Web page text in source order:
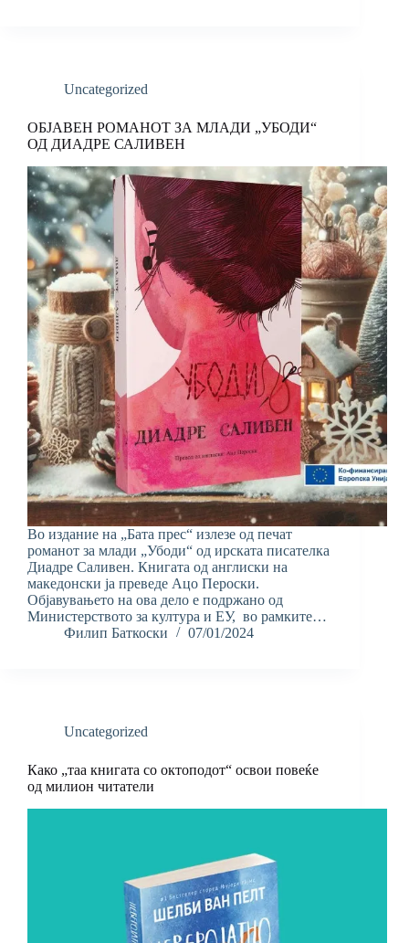
Uncategorized
ОБЈАВЕН РОМАНОТ ЗА МЛАДИ „УБОДИ“
ОД ДИАДРЕ САЛИВЕН
Во издание на „Бата прес“ излезе од печат
романот за млади „Убоди“ од ирската писателка
Диадре Саливен. Книгата од англиски на
македонски ја преведе Ацо Пероски.
Објавувањето на ова дело е подржано од
Министерството за култура и ЕУ, во рамките…
Филип Баткоски
07/01/2024
Uncategorized
Како „таа книгата со октоподот“ освои повеќе
од милион читатели